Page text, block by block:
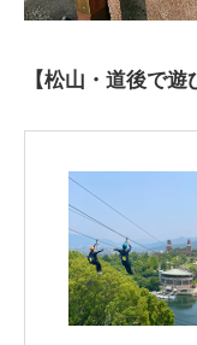
【松山・道後で遊